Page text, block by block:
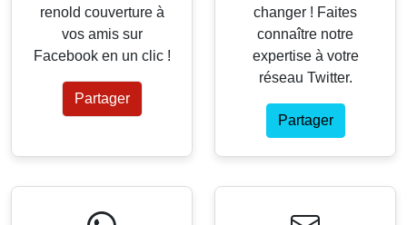
renold couverture à
vos amis sur
Facebook en un clic !
Partager
changer ! Faites
connaître notre
expertise à votre
réseau Twitter.
Partager